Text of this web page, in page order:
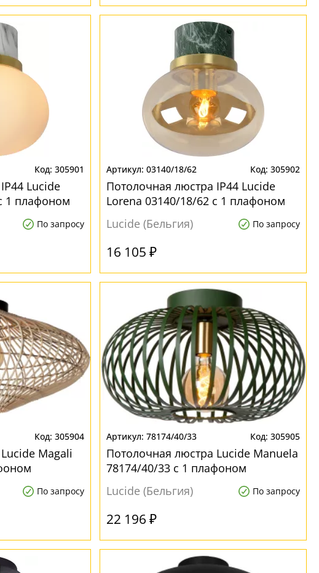
305901
Lucide
1 плафоном
По запросу
03140/18/62 305902
Потолочная люстра IP44 Lucide
Lorena 03140/18/62 с 1 плафоном
Lucide (Бельгия)
По запросу
16 105 ₽
305904
Magali
По запросу
78174/40/33 305905
Потолочная люстра Lucide Manuela
78174/40/33 с 1 плафоном
Lucide (Бельгия)
По запросу
22 196 ₽